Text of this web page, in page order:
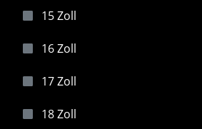
15 Zoll
16 Zoll
17 Zoll
18 Zoll